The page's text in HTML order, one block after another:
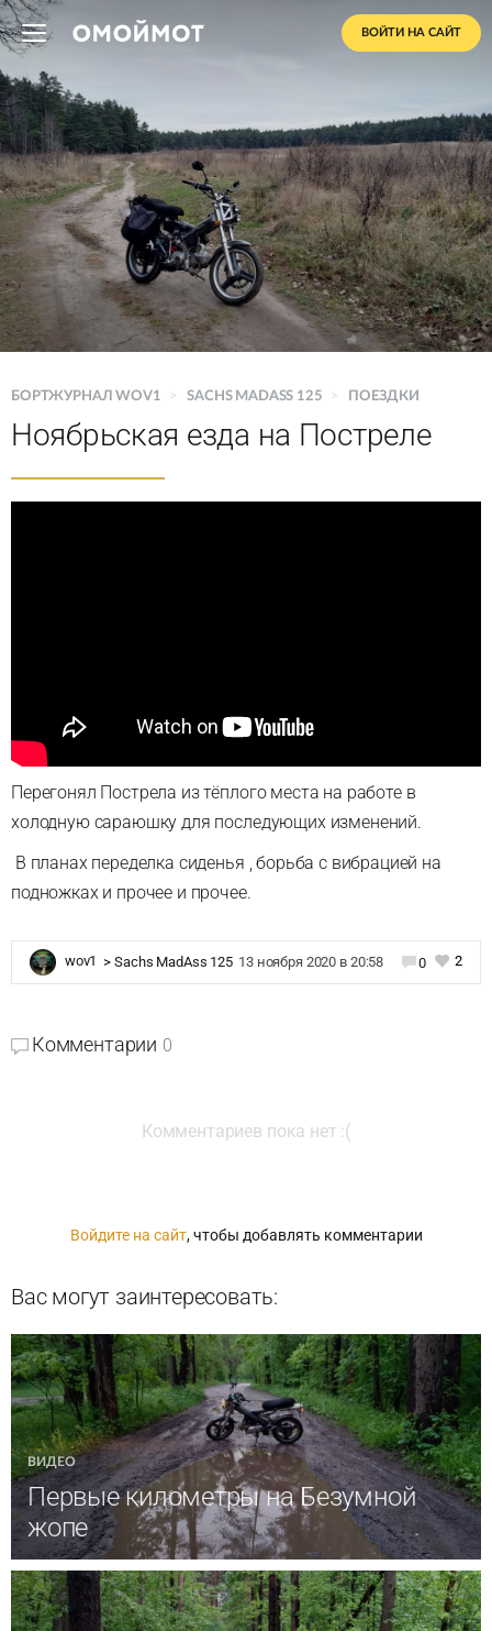
ВОЙТИ НА САЙТ
БОРТЖУРНАЛ WOV1 > SACHS MADASS 125 > ПОЕЗДКИ
Ноябрьская езда на Постреле
Перегонял Пострела из тёплого места на работе в
холодную сараюшку для последующих изменений.
В планах переделка сиденья , борьба с вибрацией на
подножках и прочее и прочее.
wov1 >Sachs MadAss 125 13 ноября 2020 в 20:58 0 2
Комментарии 0
Комментариев пока нет :(
Войдите на сайт, чтобы добавлять комментарии
Вас могут заинтересовать:
ВИДЕО
Первые километры на Безумной
жопе